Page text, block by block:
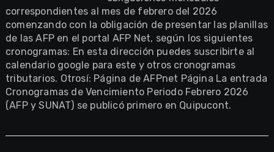
correspondientes al mes de febrero del 2026
comenzando con la obligación de presentar las planillas
de las AFP en el portal AFP Net, según los siguientes
cronogramas: En esta dirección puedes suscribirte al
calendario google para este y otros cronogramas
tributarios. Otrosí: Página de AFPnet Página La entrada
Cronogramas de Vencimiento Periodo Febrero 2026
(AFP y SUNAT) se publicó primero en Quipucont.